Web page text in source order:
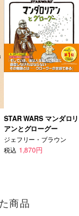
STAR WARS マンダロリ
アンとグローグー
ジェフリー・ブラウン
税込 1,870円
商品